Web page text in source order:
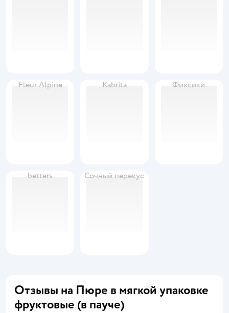
Fleur Alpine Kabrita Фиксики
betters Сочный перекус
Отзывы на Пюре в мягкой упаковке
фруктовые (в пауче)